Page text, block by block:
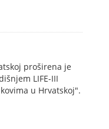
proširena je
LIFE-III
u Hrvatskoj".